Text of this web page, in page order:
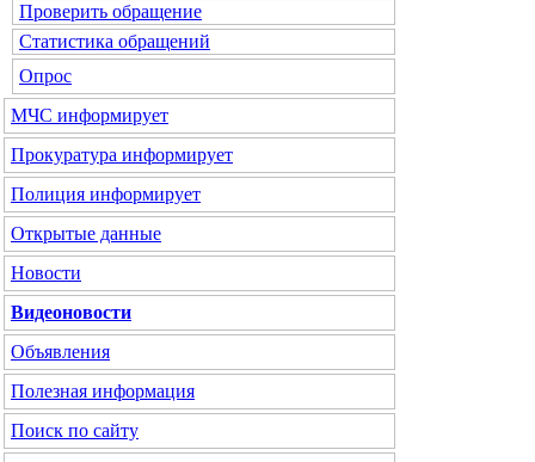
Проверить обращение
Статистика обращений
Опрос
МЧС информирует
Прокуратура информирует
Полиция информирует
Открытые данные
Новости
Видеоновости
Объявления
Полезная информация
Поиск по сайту